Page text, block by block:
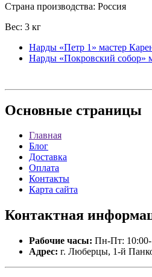
Страна производства: Россия
Вес: 3 кг
Нарды «Петр 1» мастер
Нарды «Покровский собор»
Основные страницы
Главная
Блог
Доставка
Оплата
Контакты
Карта сайта
Контактная
Рабочие часы: Пн-Пт:
Адрес: г. Люберцы, 1-й